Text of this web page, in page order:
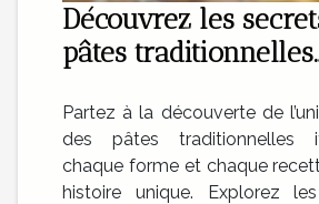
Découvrez les
pâtes traditionnelles
Partez à la découverte de
des pâtes traditionnelles
chaque forme et chaque
histoire unique. Explorez